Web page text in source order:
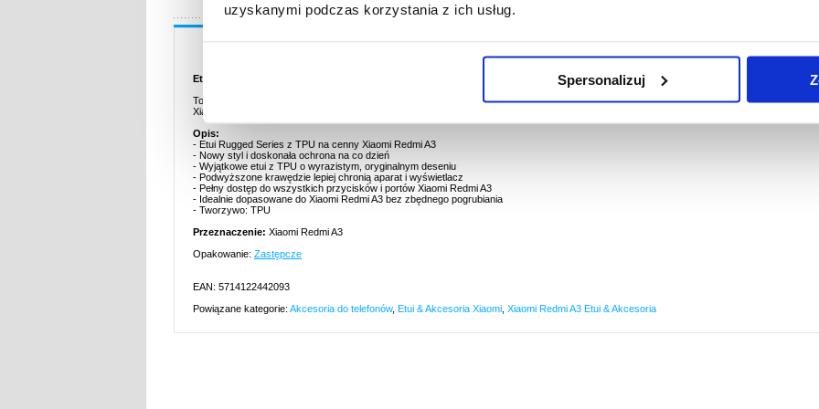
uzyskanymi podczas korzystania z ich usług.
Spersonalizuj
Etui Rugged Seria z TPU na Xiaomi Redmi A3
To fantastyczne etui z TPU, o mocnej konstrukcji plecków zapewnia skuteczną ochronę telefonu na co dzień i jest idealnie dopasowane do
Xiaomi Redmi A3. Nadaje Xiaomi Redmi A3 nowy wygląd bez pogrubiania.
Opis:
- Etui Rugged Series z TPU na cenny Xiaomi Redmi A3
- Nowy styl i doskonała ochrona na co dzień
- Wyjątkowe etui z TPU o wyrazistym, oryginalnym deseniu
- Podwyższone krawędzie lepiej chronią aparat i wyświetlacz
- Pełny dostęp do wszystkich przycisków i portów Xiaomi Redmi A3
- Idealnie dopasowane do Xiaomi Redmi A3 bez zbędnego pogrubiania
- Tworzywo: TPU
Przeznaczenie: Xiaomi Redmi A3
Opakowanie: Zastępcze
EAN: 5714122442093
Powiązane kategorie: Akcesoria do telefonów, Etui & Akcesoria Xiaomi Xiaomi Redmi A3 Etui & Akcesoria